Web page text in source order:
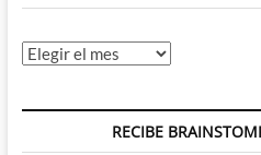
Archivos
RECIBE